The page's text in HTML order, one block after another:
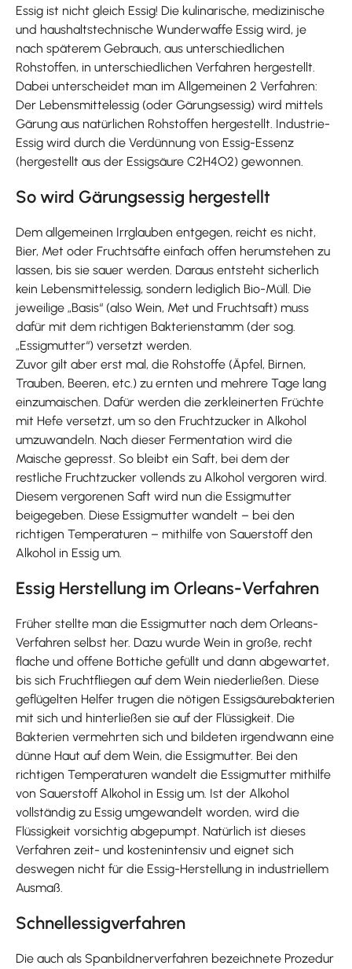
Essig ist nicht gleich Essig! Die kulinarische, medizinische
und haushaltstechnische Wunderwaffe Essig wird, je
nach späterem Gebrauch, aus unterschiedlichen
Rohstoffen, in unterschiedlichen Verfahren hergestellt.
Dabei unterscheidet man im Allgemeinen 2 Verfahren:
Der Lebensmittelessig (oder Gärungsessig) wird mittels
Gärung aus natürlichen Rohstoffen hergestellt. Industrie-
Essig wird durch die Verdünnung von Essig-Essenz
(hergestellt aus der Essigsäure C2H4O2) gewonnen.
So wird Gärungsessig hergestellt
Dem allgemeinen Irrglauben entgegen, reicht es nicht,
Bier, Met oder Fruchtsäfte einfach offen herumstehen zu
lassen, bis sie sauer werden. Daraus entsteht sicherlich
kein Lebensmittelessig, sondern lediglich Bio-Müll. Die
jeweilige „Basis“ (also Wein, Met und Fruchtsaft) muss
dafür mit dem richtigen Bakterienstamm (der sog.
„Essigmutter“) versetzt werden.
Zuvor gilt aber erst mal, die Rohstoffe (Äpfel, Birnen,
Trauben, Beeren, etc.) zu ernten und mehrere Tage lang
einzumaischen. Dafür werden die zerkleinerten Früchte
mit Hefe versetzt, um so den Fruchtzucker in Alkohol
umzuwandeln. Nach dieser Fermentation wird die
Maische gepresst. So bleibt ein Saft, bei dem der
restliche Fruchtzucker vollends zu Alkohol vergoren wird.
Diesem vergorenen Saft wird nun die Essigmutter
beigegeben. Diese Essigmutter wandelt – bei den
richtigen Temperaturen – mithilfe von Sauerstoff den
Alkohol in Essig um.
Essig Herstellung im Orleans-Verfahren
Früher stellte man die Essigmutter nach dem Orleans-
Verfahren selbst her. Dazu wurde Wein in große, recht
flache und offene Bottiche gefüllt und dann abgewartet,
bis sich Fruchtfliegen auf dem Wein niederließen. Diese
geflügelten Helfer trugen die nötigen Essigsäurebakterien
mit sich und hinterließen sie auf der Flüssigkeit. Die
Bakterien vermehrten sich und bildeten irgendwann eine
dünne Haut auf dem Wein, die Essigmutter. Bei den
richtigen Temperaturen wandelt die Essigmutter mithilfe
von Sauerstoff Alkohol in Essig um. Ist der Alkohol
vollständig zu Essig umgewandelt worden, wird die
Flüssigkeit vorsichtig abgepumpt. Natürlich ist dieses
Verfahren zeit- und kostenintensiv und eignet sich
deswegen nicht für die Essig-Herstellung in industriellem
Ausmaß.
Schnellessigverfahren
Die auch als Spanbildnerverfahren bezeichnete Prozedur